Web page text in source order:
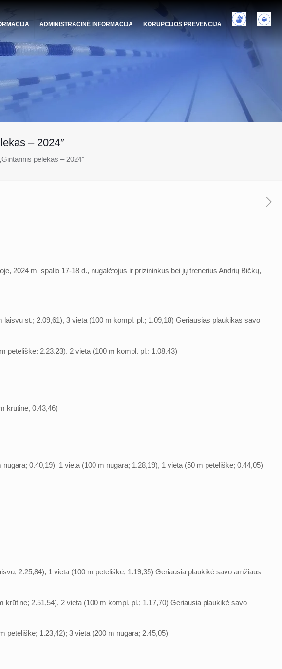
ADMINISTRACINĖ INFORMACIJA KORUPCIJOS PREVENCIJA
– 2024″
pelekas – 2024″
2024 m. spalio 17-18 d., nugalėtojus ir prizininkus bei jų trenerius Andrių Bičkų,
st.; 2.09,61), 3 vieta (100 m kompl. pl.; 1.09,18) Geriausias plaukikas savo
peteliške; 2.23,23), 2 vieta (100 m kompl. pl.; 1.08,43)
krūtine, 0.43,46)
0.40,19), 1 vieta (100 m nugara; 1.28,19), 1 vieta (50 m peteliške; 0.44,05)
2.25,84), 1 vieta (100 m peteliške; 1.19,35) Geriausia plaukikė savo amžiaus
krūtine; 2.51,54), 2 vieta (100 m kompl. pl.; 1.17,70) Geriausia plaukikė savo
peteliške; 1.23,42); 3 vieta (200 m nugara; 2.45,05)